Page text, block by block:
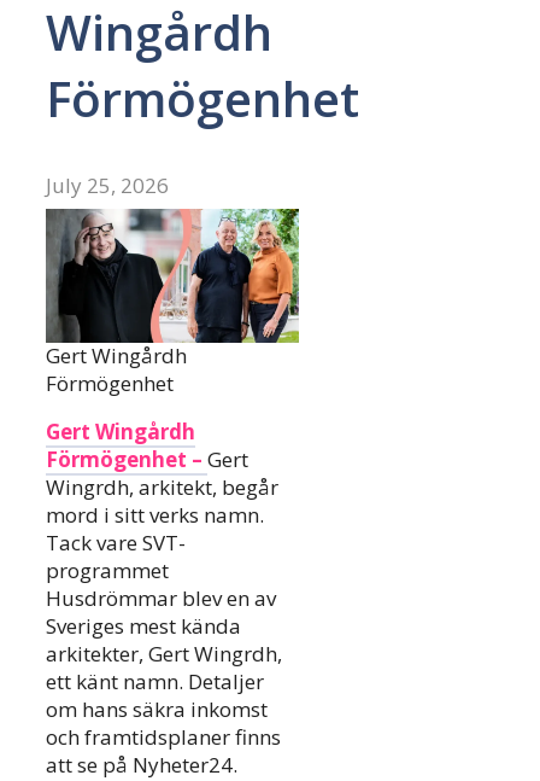
Wingårdh
Förmögenhet
July 25, 2026
Gert Wingårdh
Förmögenhet
Gert Wingårdh
Förmögenhet – Gert
Wingrdh, arkitekt, begår
mord i sitt verks namn.
Tack vare SVT-
programmet
Husdrömmar blev en av
Sveriges mest kända
arkitekter, Gert Wingrdh,
ett känt namn. Detaljer
om hans säkra inkomst
och framtidsplaner finns
att se på Nyheter24.